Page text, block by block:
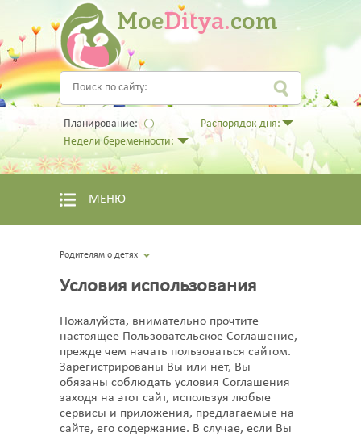
MoeDitya.com
Планирование:
Распорядок дня:
Недели беременности:
МЕНЮ
Родителям о детях
Условия использования
Пожалуйста, внимательно прочтите
настоящее Пользовательское Соглашение,
прежде чем начать пользоваться сайтом.
Зарегистрированы Вы или нет, Вы
обязаны соблюдать условия Соглашения
заходя на этот сайт, используя любые
сервисы и приложения, предлагаемые на
сайте, его содержание. В случае, если Вы